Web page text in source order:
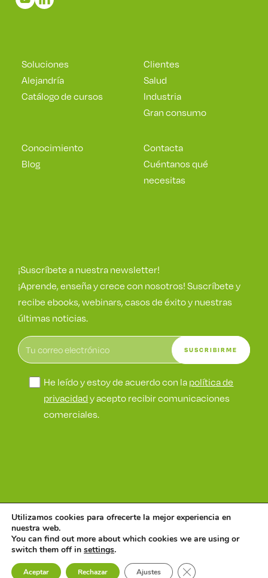
Soluciones
Alejandría
Catálogo de cursos
Clientes
Salud
Industria
Gran consumo
Conocimiento
Blog
Contacta
Cuéntanos qué
necesitas
¡Suscríbete a nuestra newsletter!
¡Aprende, enseña y crece con nosotros! Suscríbete y
recibe ebooks, webinars, casos de éxito y nuestras
últimas noticias.
He leído y estoy de acuerdo con lapolítica de
privacidady acepto recibir comunicaciones
comerciales.
©Wetak
Política de seguridad
de la información
Política de
seguridad
ENS
Política de Aviso de
Utilizamos cookies para ofrecerte la mejor experiencia en
nuestra web.
You can find out more about which cookies we are using or
switch them off in settings.
Aceptar Rechazar Ajustes CERRAR EL